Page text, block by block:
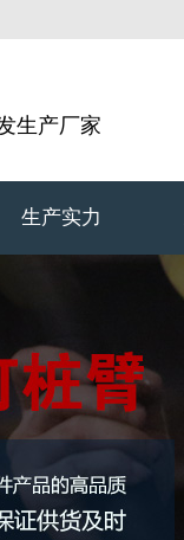
生产厂家
生产实力